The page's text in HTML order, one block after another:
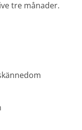
tre månader.